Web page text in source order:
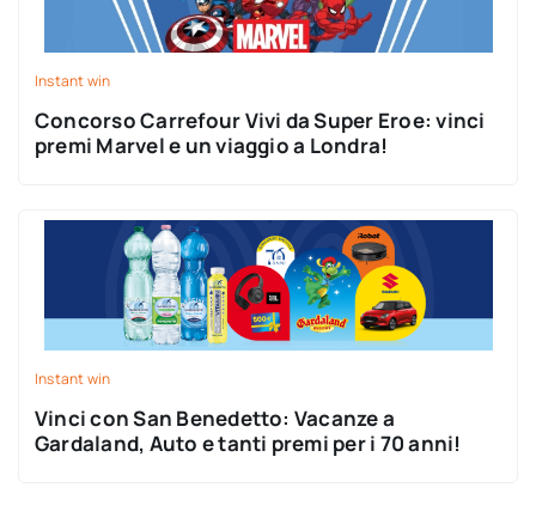
Instant win
Concorso Carrefour Vivi da Super Eroe: vinci
premi Marvel e un viaggio a Londra!
Instant win
Vinci con San Benedetto: Vacanze a
Gardaland, Auto e tanti premi per i 70 anni!